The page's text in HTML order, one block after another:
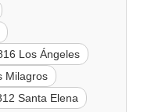
Los Ángeles
Milagros
Santa Elena